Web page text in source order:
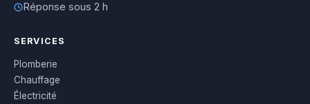
Réponse sous 2 h
SERVICES
Plomberie
Chauffage
Électricité